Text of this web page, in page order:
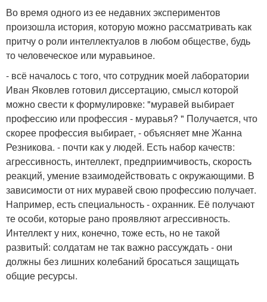
Во время одного из ее недавних экспериментов
произошла история, которую можно рассматривать как
притчу о роли интеллектуалов в любом обществе, будь
то человеческое или муравьиное.
- всё началось с того, что сотрудник моей лаборатории
Иван Яковлев готовил диссертацию, смысл которой
можно свести к формулировке: "муравей выбирает
профессию или профессия - муравья? " Получается, что
скорее профессия выбирает, - объясняет мне Жанна
Резникова. - почти как у людей. Есть набор качеств:
агрессивность, интеллект, предприимчивость, скорость
реакций, умение взаимодействовать с окружающими. В
зависимости от них муравей свою профессию получает.
Например, есть специальность - охранник. Её получают
те особи, которые рано проявляют агрессивность.
Интеллект у них, конечно, тоже есть, но не такой
развитый: солдатам не так важно рассуждать - они
должны без лишних колебаний бросаться защищать
общие ресурсы.